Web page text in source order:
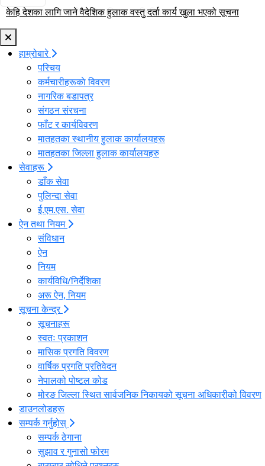
२०८३ साल असार महिनाको मासिक प्रगति विवरण
केहि देशका लागि जाने वैदेशिक हुलाक वस्तु दर्ता कार्य खुला भएको सूचना
हुलाक सेवा मार्फत घरमै राहदानी वितरण गर्ने सम्बन्धी सूचना
सूचनाको हक कार्यान्वयन सम्बन्धी तेस्रो त्रैमासिक प्रगतिः २०८२ माघ १ -
२०८२ चैत्र ३० गतेसम्म
सूचनाको हक कार्यान्वयन सम्बन्धी चौथो त्रैमासिक प्रगतिः २०८३ वैशाख १ -
२०८३ असार ३२ गतेसम्म
हाम्रोबारे
परिचय
कर्मचारीहरूकाे विवरण
नागरिक बडापत्र
संगठन संरचना
फाँट र कार्यविवरण
मातहतका स्थानीय हुलाक कार्यालयहरू
मातहतका जिल्ला हुलाक कार्यालयहरु
सेवाहरू
डाँक सेवा
पुलिन्दा सेवा
ई.एम.एस. सेवा
ऐन तथा नियम
संविधान
ऐन
नियम
कार्यविधि/निर्देशिका
अरू ऐन, नियम
सूचना केन्द्र
सूचनाहरू
स्वतः प्रकाशन
मासिक प्रगति विवरण
वार्षिक प्रगति प्रतिवेदन
नेपालको पोष्टल कोड
मोरङ जिल्ला स्थित सार्वजनिक निकायको सूचना अधिकारीको विवरण
डाउनलोडहरू
सम्पर्क गर्नुहोस्
सम्पर्क ठेगाना
सुझाव र गुनासो फोरम
बारम्बार सोधिने प्रश्नहरु